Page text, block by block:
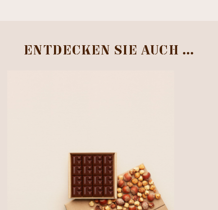
ENTDECKEN SIE AUCH …